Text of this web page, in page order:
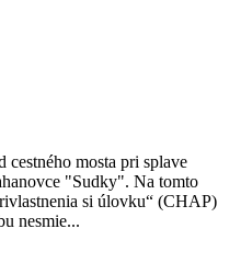
mosta pri splave
"Sudky". Na tomto
si úlovku“ (CHAP)
nesmie...